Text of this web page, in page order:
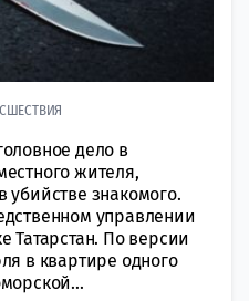
дело в
жителя,
убийстве знакомого.
управлении
Татарстан. По версии
в квартире одного